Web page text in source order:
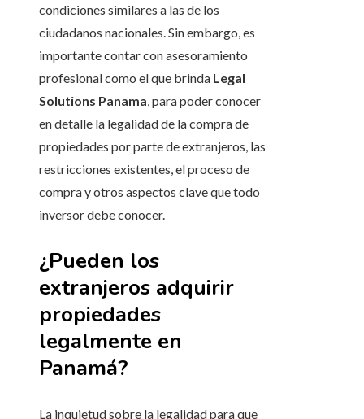
condiciones similares a las de los
ciudadanos nacionales. Sin embargo, es
importante contar con asesoramiento
profesional como el que brinda Legal
Solutions Panama, para poder conocer
en detalle la legalidad de la compra de
propiedades por parte de extranjeros, las
restricciones existentes, el proceso de
compra y otros aspectos clave que todo
inversor debe conocer.
¿Pueden los
extranjeros adquirir
propiedades
legalmente en
Panamá?
La inquietud sobre la legalidad para que